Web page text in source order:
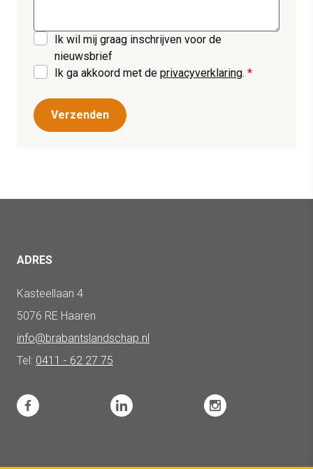
Ik wil mij graag inschrijven voor de
nieuwsbrief
Ik ga akkoord met de privacyverklaring.
ADRES
Kasteellaan 4
5076 RE Haaren
info@brabantslandschap.nl
Tel: 0411 - 62 27 75